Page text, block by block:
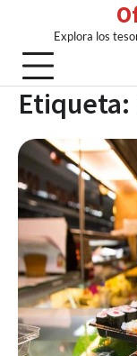
content
Explora los
Etiqueta: